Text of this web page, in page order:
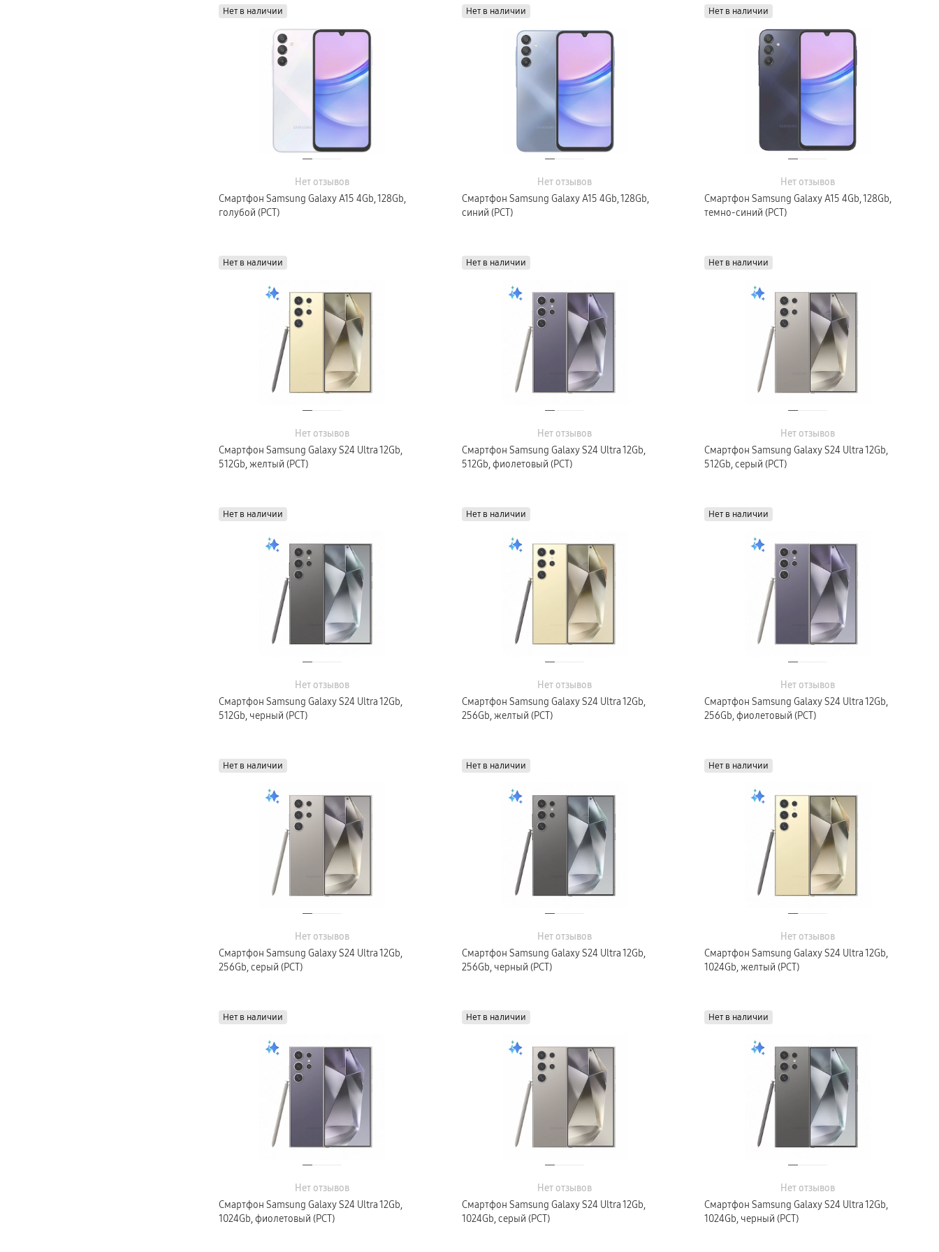
Карты памяти и флэш-накопители
Нет в наличии
Нет отзывов
Смартфон Samsung Galaxy A15 4Gb, 128Gb,
голубой (РСТ)
Нет в наличии
Нет отзывов
Смартфон Samsung Galaxy A15 4Gb, 128Gb,
синий (РСТ)
Нет в наличии
Нет отзывов
Смартфон Samsung Galaxy A15 4Gb, 128Gb,
темно-синий (РСТ)
Нет в наличии
Нет отзывов
Смартфон Samsung Galaxy S24 Ultra 12Gb,
512Gb, желтый (РСТ)
Нет в наличии
Нет отзывов
Смартфон Samsung Galaxy S24 Ultra 12Gb,
512Gb, фиолетовый (РСТ)
Нет в наличии
Нет отзывов
Смартфон Samsung Galaxy S24 Ultra 12Gb,
512Gb, серый (РСТ)
Нет в наличии
Нет отзывов
Смартфон Samsung Galaxy S24 Ultra 12Gb,
512Gb, черный (РСТ)
Нет в наличии
Нет отзывов
Смартфон Samsung Galaxy S24 Ultra 12Gb,
256Gb, желтый (РСТ)
Нет в наличии
Нет отзывов
Смартфон Samsung Galaxy S24 Ultra 12Gb,
256Gb, фиолетовый (РСТ)
Нет в наличии
Нет отзывов
Смартфон Samsung Galaxy S24 Ultra 12Gb,
256Gb, серый (РСТ)
Нет в наличии
Нет отзывов
Смартфон Samsung Galaxy S24 Ultra 12Gb,
256Gb, черный (РСТ)
Нет в наличии
Нет отзывов
Смартфон Samsung Galaxy S24 Ultra 12Gb,
1024Gb, желтый (РСТ)
Нет в наличии
Нет отзывов
Смартфон Samsung Galaxy S24 Ultra 12Gb,
1024Gb, фиолетовый (РСТ)
Нет в наличии
Нет отзывов
Смартфон Samsung Galaxy S24 Ultra 12Gb,
1024Gb, серый (РСТ)
Нет в наличии
Нет отзывов
Смартфон Samsung Galaxy S24 Ultra 12Gb,
1024Gb, черный (РСТ)